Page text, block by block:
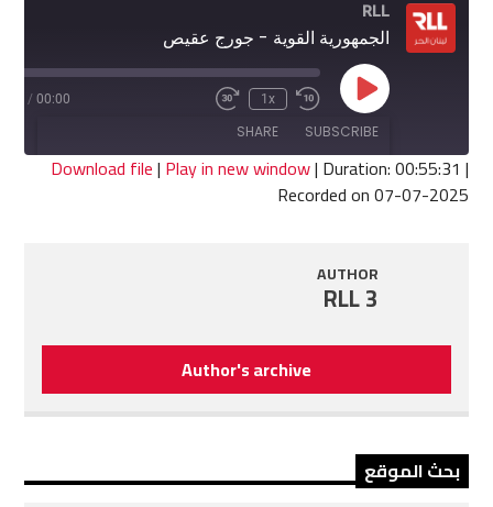
RLL
الجمهورية القوية - جورج عقيص
Play
Episode
Rewind
10
Seconds
1x
Fast
seconds
00:00
/
SUBSCRIBE
SHARE
SHARE
Download file| Play in new window| Duration: 00:55:31 |
Recorded on 07-07-2025
AUTHOR
RLL 3
Author's archive
بحث الموقع